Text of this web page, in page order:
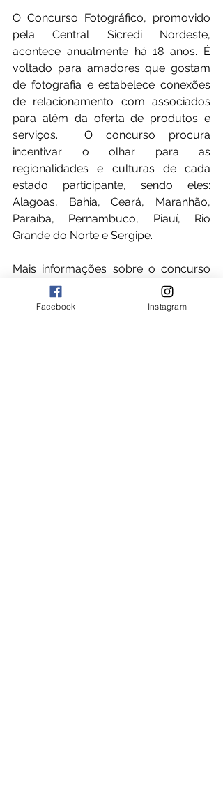
O Concurso Fotográfico, promovido
pela Central Sicredi Nordeste,
acontece anualmente há 18 anos. É
voltado para amadores que gostam
de fotografia e estabelece conexões
de relacionamento com associados
para além da oferta de produtos e
serviços.  O concurso procura
incentivar o olhar para as
regionalidades e culturas de cada
estado participante, sendo eles:
Alagoas, Bahia, Ceará, Maranhão,
Paraíba, Pernambuco, Piauí, Rio
Grande do Norte e Sergipe.
Mais informações sobre o concurso
podem ser obtidas
sicredine.com.br/concursofotografico
Facebook Instagram